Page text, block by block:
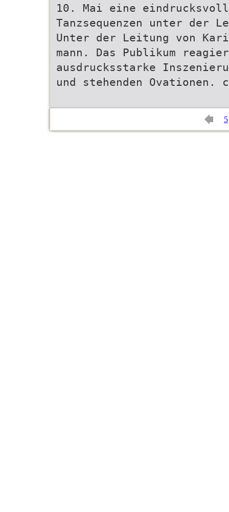
10. Mai eine
Tanzsequenzen unter der
Unter der Leitung von
mann. Das Publikum
ausdrucksstarke
und stehenden Ovationen.
5